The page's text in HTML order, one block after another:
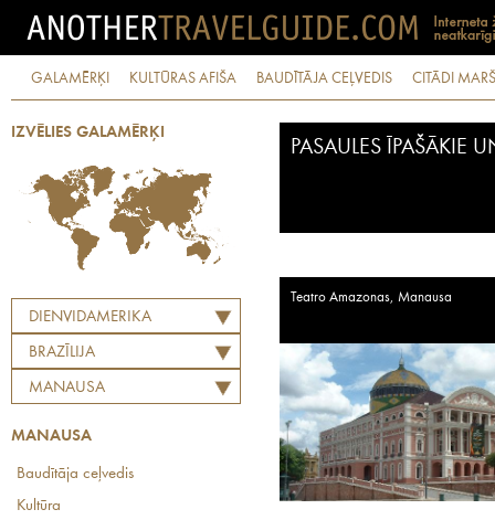
GALAMĒRĶI KULTŪRAS AFIŠA BAUDĪTĀJA CEĻVEDIS CITĀDI
IZVĒLIES GALAMĒRĶI
DIENVIDAMERIKA
BRAZĪLIJA
MANAUSA
MANAUSA
Baudītāja ceļvedis
Kultūra
PASAULES ĪPAŠĀKIE
Teatro Amazonas, Manausa